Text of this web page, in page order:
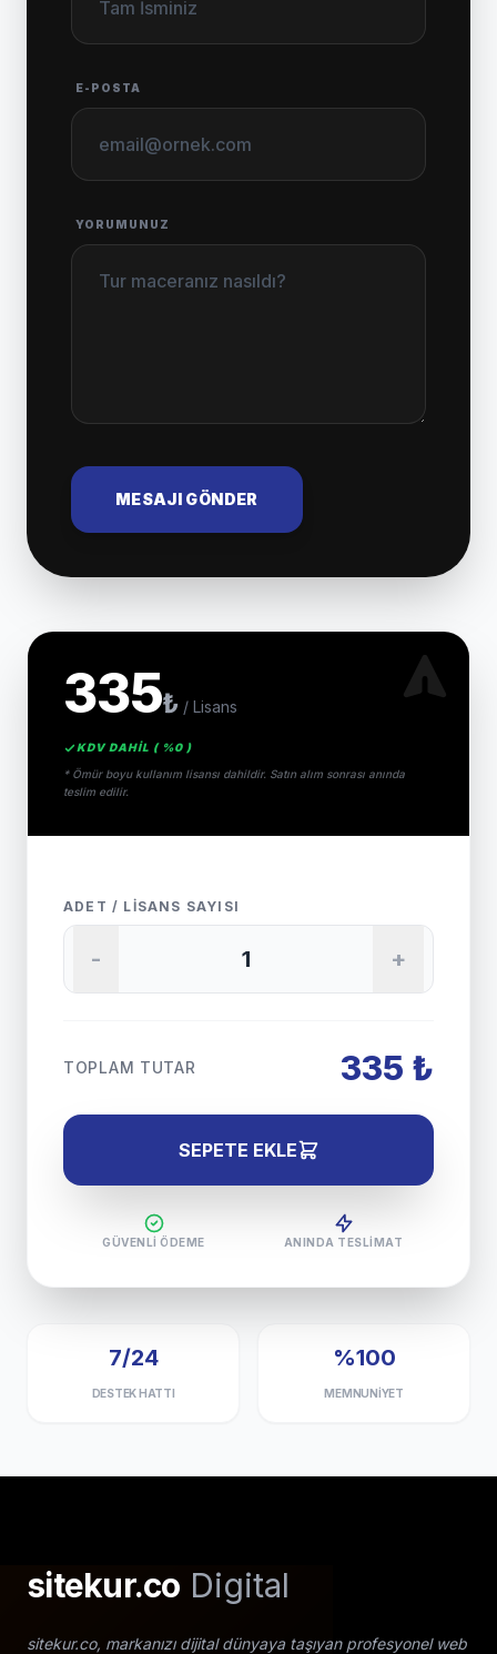
E-POSTA
YORUMUNUZ
MESAJI GÖNDER
335₺ / Lisans
KDV DAHİL ( %0 )
* Ömür boyu kullanım lisansı dahildir. Satın alım sonrası anında
teslim edilir.
ADET / LISANS SAYISI
- +
TOPLAM TUTAR 335 ₺
SEPETE EKLE
GÜVENLI ÖDEME ANINDA TESLIMAT
7/24
DESTEK HATTI
%100
MEMNUNIYET
sitekur.co Digital
sitekur.co, markanızı dijital dünyaya taşıyan profesyonel web